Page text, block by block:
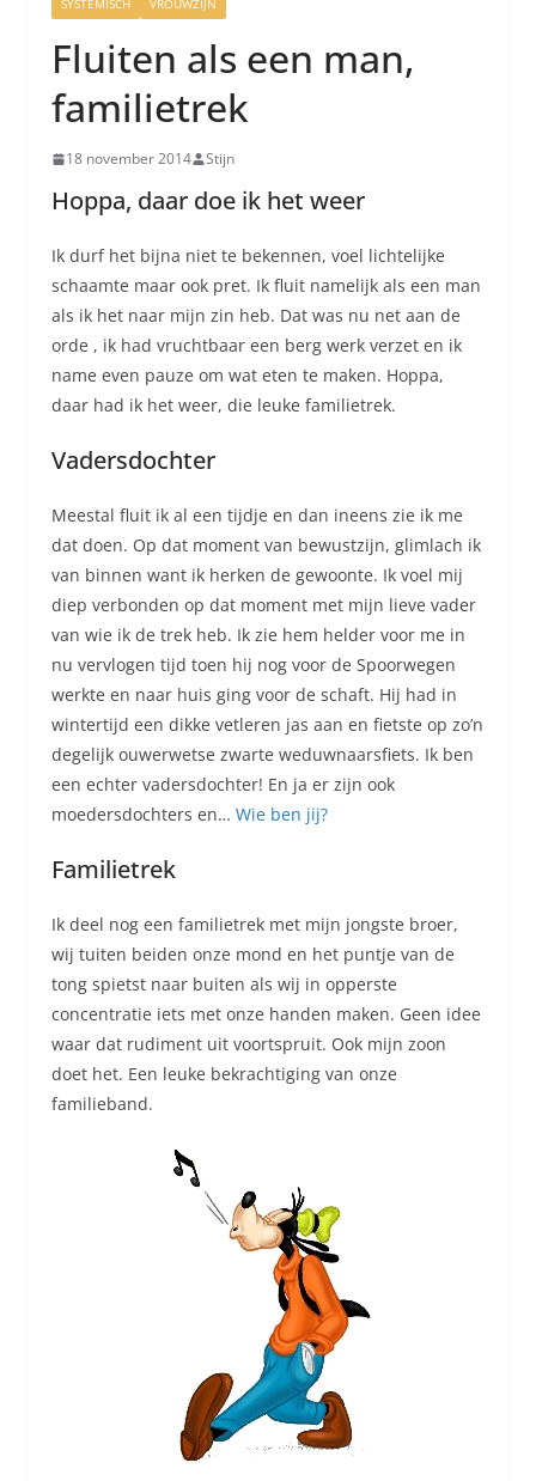
SYSTEMISCH VROUWZIJN
Fluiten als een man,
familietrek
18 november 2014 Stijn
Hoppa, daar doe ik het weer
Ik durf het bijna niet te bekennen, voel lichtelijke
schaamte maar ook pret. Ik fluit namelijk als een man
als ik het naar mijn zin heb. Dat was nu net aan de
orde , ik had vruchtbaar een berg werk verzet en ik
name even pauze om wat eten te maken. Hoppa,
daar had ik het weer, die leuke familietrek.
Vadersdochter
Meestal fluit ik al een tijdje en dan ineens zie ik me
dat doen. Op dat moment van bewustzijn, glimlach ik
van binnen want ik herken de gewoonte. Ik voel mij
diep verbonden op dat moment met mijn lieve vader
van wie ik de trek heb. Ik zie hem helder voor me in
nu vervlogen tijd toen hij nog voor de Spoorwegen
werkte en naar huis ging voor de schaft. Hij had in
wintertijd een dikke vetleren jas aan en fietste op zo’n
degelijk ouwerwetse zwarte weduwnaarsfiets. Ik ben
een echter vadersdochter! En ja er zijn ook
moedersdochters en… Wie ben jij?
Familietrek
Ik deel nog een familietrek met mijn jongste broer,
wij tuiten beiden onze mond en het puntje van de
tong spietst naar buiten als wij in opperste
concentratie iets met onze handen maken. Geen idee
waar dat rudiment uit voortspruit. Ook mijn zoon
doet het. Een leuke bekrachtiging van onze
familieband.